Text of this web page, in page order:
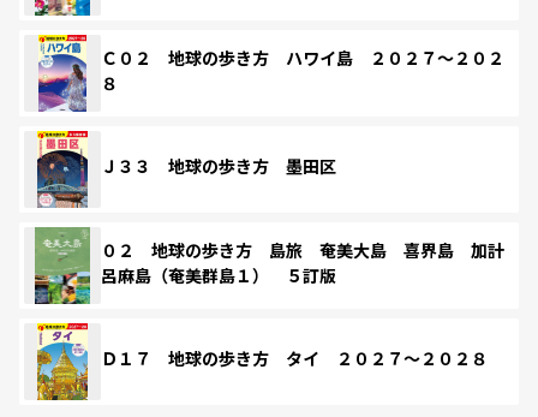
Ｃ０２ 地球の歩き方 ハワイ島 ２０２７～２０２
８
Ｊ３３ 地球の歩き方 墨田区
０２ 地球の歩き方 島旅 奄美大島 喜界島 加計
呂麻島（奄美群島１） ５訂版
Ｄ１７ 地球の歩き方 タイ ２０２７～２０２８